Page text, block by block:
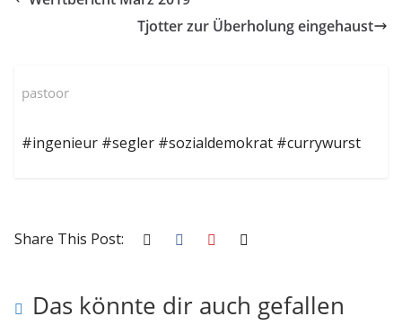
Tjotter zur Überholung eingehaust
pastoor
#ingenieur #segler #sozialdemokrat #currywurst
Share This Post:
Das könnte dir auch gefallen